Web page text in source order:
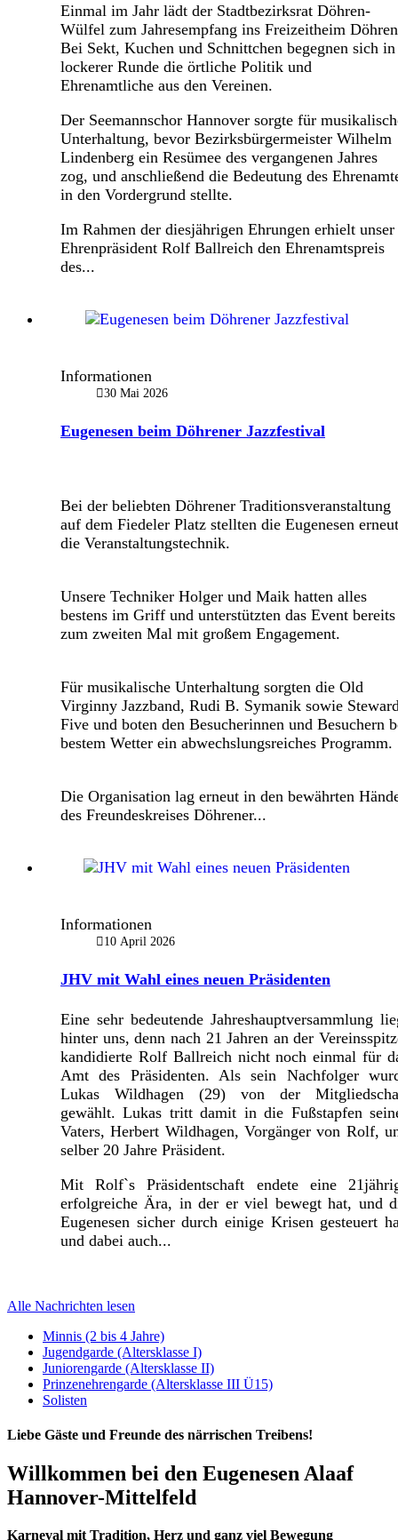
Einmal im Jahr lädt der Stadtbezirksrat Döhren-
Wülfel zum Jahresempfang ins Freizeitheim
Bei Sekt, Kuchen und Schnittchen begegnen sich in
lockerer Runde die örtliche Politik und
Ehrenamtliche aus den Vereinen.
Der Seemannschor Hannover sorgte für
Unterhaltung, bevor Bezirksbürgermeister Wilhelm
Lindenberg ein Resümee des vergangenen Jahres
zog, und anschließend die Bedeutung des
in den Vordergrund stellte.
Im Rahmen der diesjährigen Ehrungen erhielt unser
Ehrenpräsident Rolf Ballreich den Ehrenamtspreis
des...
Informationen
30 Mai 2026
Eugenesen beim Döhrener Jazzfestival
Bei der beliebten Döhrener Traditionsveranstaltung
auf dem Fiedeler Platz stellten die Eugenesen erneut
die Veranstaltungstechnik.
Unsere Techniker Holger und Maik hatten alles
bestens im Griff und unterstützten das Event bereits
zum zweiten Mal mit großem Engagement.
Für musikalische Unterhaltung sorgten die Old
Virginny Jazzband, Rudi B. Symanik sowie
Five und boten den Besucherinnen und Besuchern
bestem Wetter ein abwechslungsreiches Programm.
Die Organisation lag erneut in den bewährten
des Freundeskreises Döhrener...
Informationen
10 April 2026
JHV mit Wahl eines neuen Präsidenten
Eine sehr bedeutende Jahreshauptversammlung
hinter uns, denn nach 21 Jahren an der
kandidierte Rolf Ballreich nicht noch einmal für
Amt des Präsidenten. Als sein Nachfolger
Lukas Wildhagen (29) von der
gewählt. Lukas tritt damit in die Fußstapfen
Vaters, Herbert Wildhagen, Vorgänger von Rolf,
selber 20 Jahre Präsident.
Mit Rolf`s Präsidentschaft endete eine
erfolgreiche Ära, in der er viel bewegt hat, und
Eugenesen sicher durch einige Krisen gesteuert
und dabei auch...
Alle Nachrichten lesen
Minnis (2 bis 4 Jahre)
Jugendgarde (Altersklasse I)
Juniorengarde (Altersklasse II)
Prinzenehrengarde (Altersklasse III Ü15)
Solisten
Liebe Gäste und Freunde des närrischen Treibens!
Willkommen bei den Eugenesen Alaaf
Hannover-Mittelfeld
Karneval mit Tradition, Herz und ganz viel Bewegung